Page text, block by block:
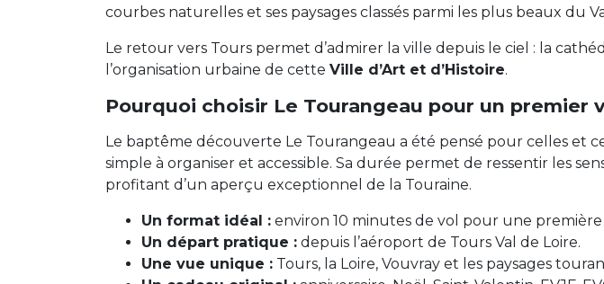
courbes naturelles et ses paysages classés parmi les plus beaux du
Le retour vers Tours permet d’admirer la ville depuis le ciel : la
l’organisation urbaine de cette Ville d’Art et d’Histoire.
Pourquoi choisir Le Tourangeau pour un premier
Le baptême découverte Le Tourangeau a été pensé pour celles et
simple à organiser et accessible. Sa durée permet de ressentir les
profitant d’un aperçu exceptionnel de la Touraine.
Un format idéal : environ 10 minutes de vol pour une
Un départ pratique : depuis l’aéroport de Tours Val de Loire.
Une vue unique : Tours, la Loire, Vouvray et les paysages